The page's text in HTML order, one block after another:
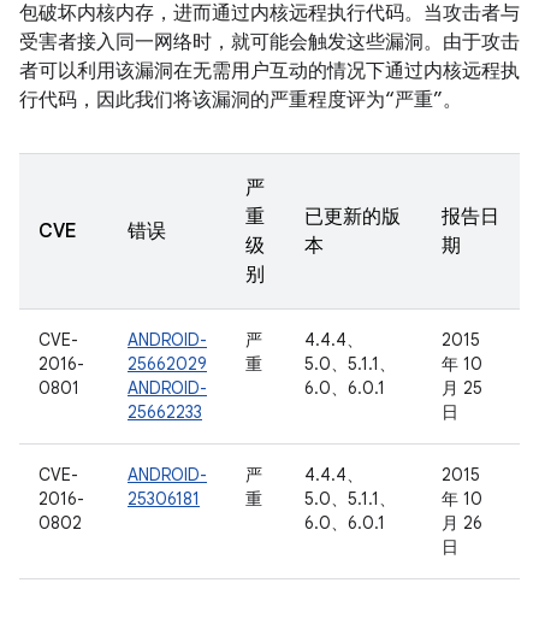
包破坏内核内存，进而通过内核远程执行代码。当攻击者与
受害者接入同一网络时，就可能会触发这些漏洞。由于攻击
者可以利用该漏洞在无需用户互动的情况下通过内核远程执
行代码，因此我们将该漏洞的严重程度评为“严重”。
CVE 错误
严
重
级
别
已更新的版
本
报告日
期
CVE-
2016-
0801
ANDROID-
25662029
ANDROID-
25662233
严
重
4.4.4、
5.0、5.1.1、
6.0、6.0.1
2015
年 10
月 25
日
CVE-
2016-
0802
ANDROID-
25306181
严
重
4.4.4、
5.0、5.1.1、
6.0、6.0.1
2015
年 10
月 26
日